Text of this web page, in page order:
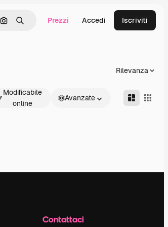
Cerca per immagine
Ricerca Prezzi Accedi Iscriviti
Rilevanza
Modificabile
online
Avanzate
Contattaci